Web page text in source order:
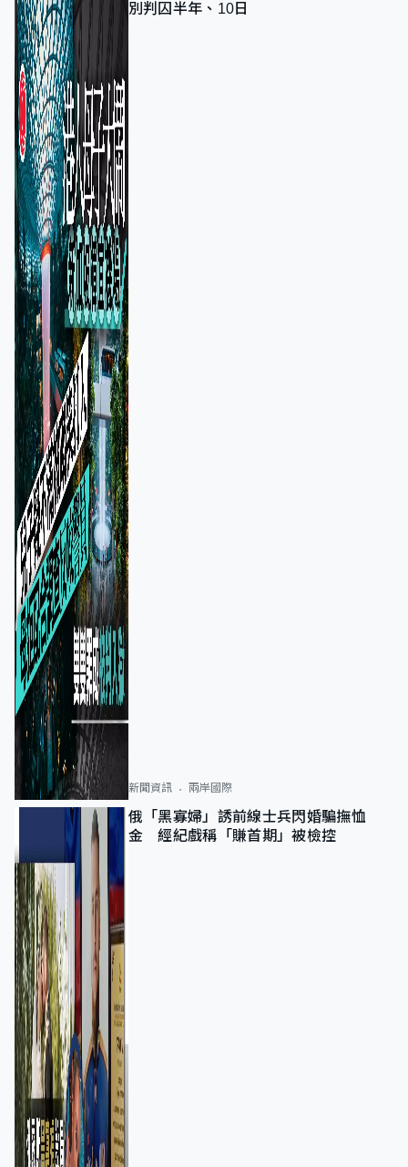
別判囚半年、10日
新聞資訊 兩岸國際
俄「黑寡婦」誘前線士兵閃婚騙撫恤
金 經紀戲稱「賺首期」被檢控